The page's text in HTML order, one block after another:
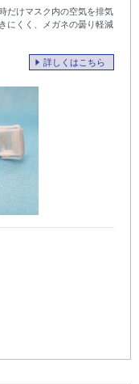
だけマスク内の空気を排気
にくく、メガネの曇り軽減
詳しくはこちら